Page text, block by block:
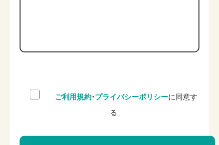
ご利用規約・プライバシーポリシーに同意す
る